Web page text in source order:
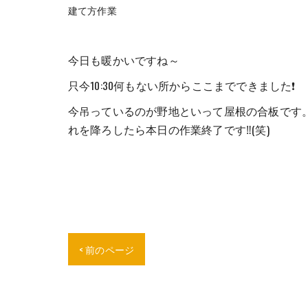
建て方作業
今日も暖かいですね～
只今10:30何もない所からここまでできました❗
今吊っているのが野地といって屋根の合板です
れを降ろしたら本日の作業終了です‼️(笑)
< 前のページ